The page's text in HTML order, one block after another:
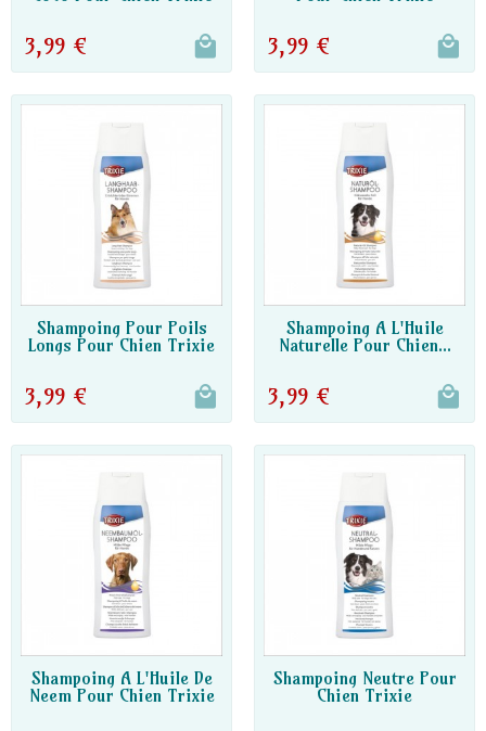
3,99 € 3,99 €
DISPO PARTENAIRE
Shampoing Pour Poils
Longs Pour Chien Trixie
3,99 €
DISPO PARTENAIRE
Shampoing A L'Huile
Naturelle Pour Chien...
3,99 €
DISPO PARTENAIRE
Shampoing A L'Huile De
Neem Pour Chien Trixie
DISPO PARTENAIRE
Shampoing Neutre Pour
Chien Trixie